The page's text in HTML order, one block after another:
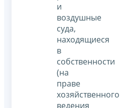
и
воздушные
суда,
находящиеся
в
собственности
(на
праве
хозяйственного
ведения